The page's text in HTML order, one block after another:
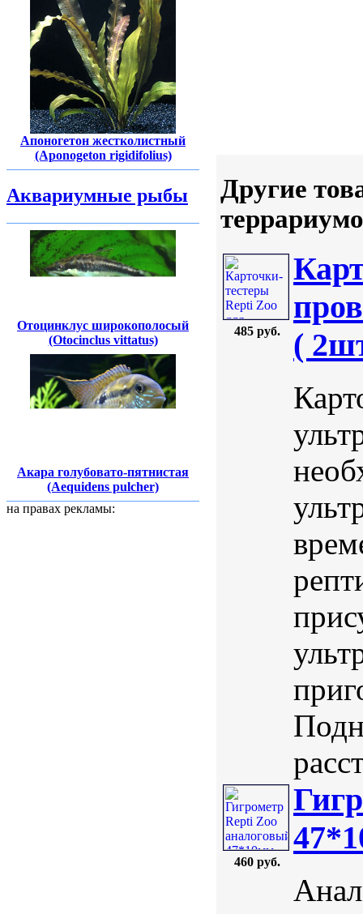
Апоногетон жестколистный
(Aponogeton rigidifolius)
Аквариумные рыбы
Отоцинклус широкополосый
(Otocinclus vittatus)
Акара голубовато-пятнистая
(Aequidens pulcher)
на правах рекламы:
Другие
485 руб.
(
460 руб.